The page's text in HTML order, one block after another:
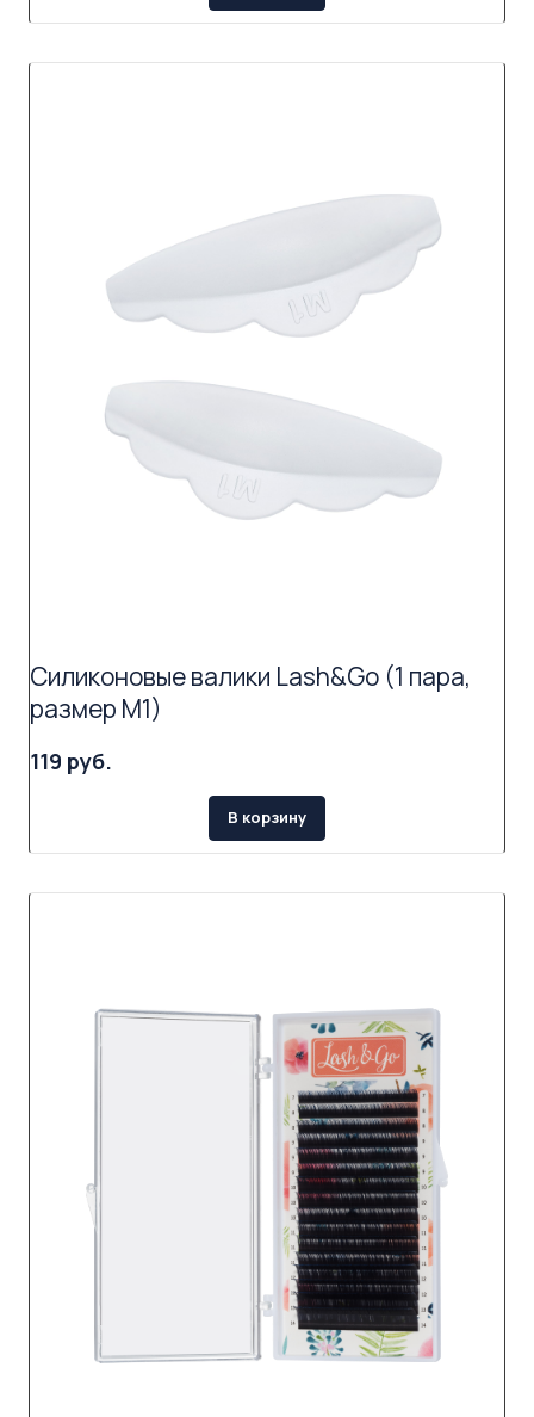
Силиконовые валики Lash&Go (1 пара,
размер M1)
119 руб.
В корзину